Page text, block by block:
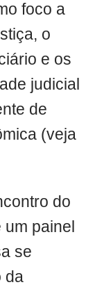
foco a
o
e os
judicial
de
(veja
do
painel
se
da